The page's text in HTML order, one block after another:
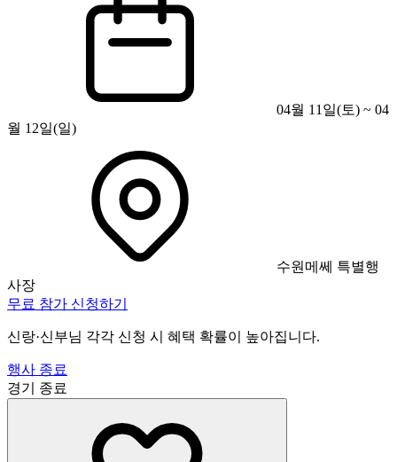
04월 11일(토) ~ 04
월 12일(일)
수원메쎄 특별행
사장
무료 참가 신청하기
신랑·신부님 각각 신청 시 혜택 확률이 높아집니다.
행사 종료
경기
종료